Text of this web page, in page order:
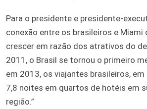
Para o presidente e presidente-
conexão entre os brasileiros e Miami
crescer em razão dos atrativos do
2011, o Brasil se tornou o primeiro
em 2013, os viajantes brasileiros,
7,8 noites em quartos de hotéis em
região.”